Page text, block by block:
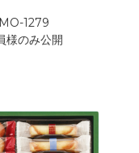
1279
様のみ公開